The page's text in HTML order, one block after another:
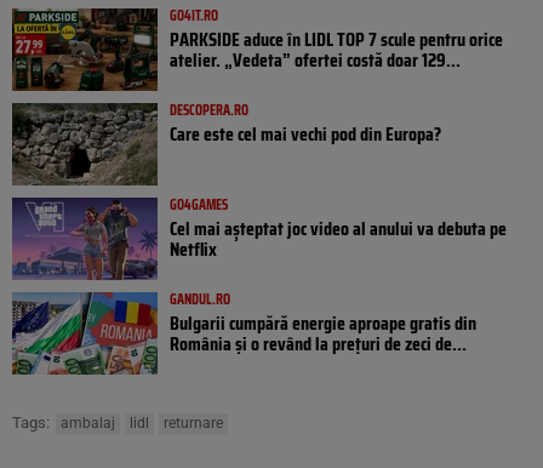
GO4IT.RO
PARKSIDE aduce în LIDL TOP 7 scule pentru orice
atelier. „Vedeta” ofertei costă doar 129...
DESCOPERA.RO
Care este cel mai vechi pod din Europa?
GO4GAMES
Cel mai așteptat joc video al anului va debuta pe
Netflix
GANDUL.RO
Bulgarii cumpără energie aproape gratis din
România și o revând la prețuri de zeci de...
Tags: ambalaj lidl returnare